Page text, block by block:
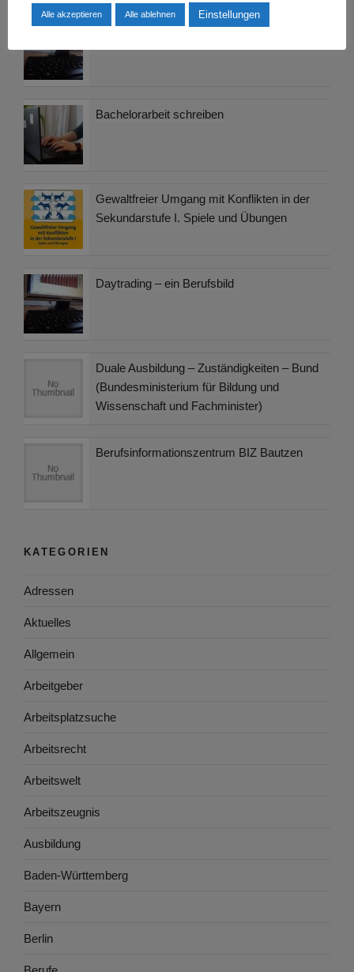
Finanzberatung auf Honorarbasis
Bachelorarbeit schreiben
Gewaltfreier Umgang mit Konflikten in der
Sekundarstufe I. Spiele und Übungen
Daytrading – ein Berufsbild
Duale Ausbildung – Zuständigkeiten – Bund
(Bundesministerium für Bildung und
Wissenschaft und Fachminister)
Berufsinformationszentrum BIZ Bautzen
KATEGORIEN
Adressen
Aktuelles
Allgemein
Arbeitgeber
Arbeitsplatzsuche
Arbeitsrecht
Arbeitswelt
Arbeitszeugnis
Ausbildung
Baden-Württemberg
Bayern
Berlin
Alle akzeptieren Alle ablehnen Einstellungen